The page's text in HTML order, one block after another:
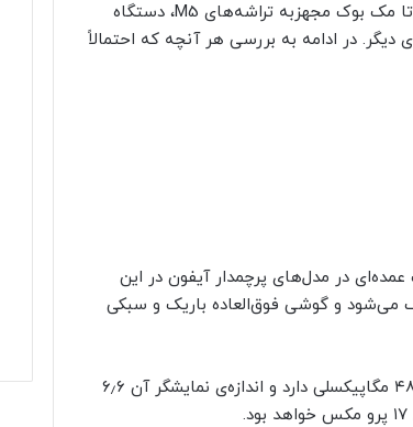
اپل سال شلوغی را پیش رو دارد؛ از معرفی آیفون ۱۷ با طراحی جدید تا مک بوک مجهزبه تراشه‌های M5، دستگاه
در ادامه به بررسی هر آنچه که احتمالاً
۱۷ را رونمایی و تغییرات عمده‌ای در مدل‌های پرچمدار آیفون در این
علاوه‌بر این، احتمالاً مدل آیفون ۱۷ پلاس حذف می‌شود و گوشی فوق‌العاده باریک و سبکی
گفته می‌شود که آیفون 17 ایر به‌دلیل باریک‌بودن، فقط یک دوربین ۴۸ مگاپیکسلی دارد و اندازه‌ی نمایشگر آن ۶٫۶